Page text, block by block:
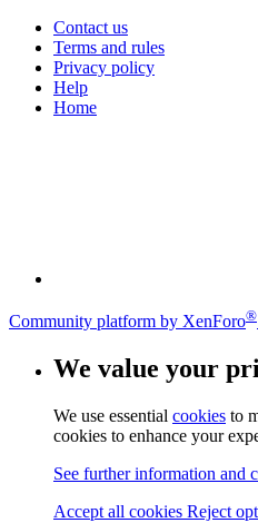
Contact us
Terms and rules
Privacy policy
Help
Home
Community platform by XenForo®
We value your
We use essential cookies to
cookies to enhance your
See further information and
Accept all cookies Reject